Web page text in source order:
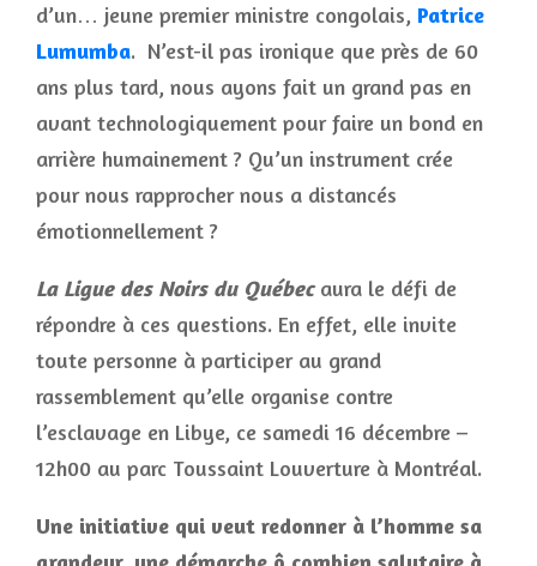
d’un… jeune premier ministre congolais, Patrice
Lumumba. N’est-il pas ironique que près de 60
ans plus tard, nous ayons fait un grand pas en
avant technologiquement pour faire un bond en
arrière humainement ? Qu’un instrument crée
pour nous rapprocher nous a distancés
émotionnellement ?
La Ligue des Noirs du Québecaura le défi de
répondre à ces questions. En effet, elle invite
toute personne à participer au grand
rassemblement qu’elle organise contre
l’esclavage en Libye, ce samedi 16 décembre –
12h00 au parc Toussaint Louverture à Montréal.
Une initiative qui veut redonner à l’homme sa